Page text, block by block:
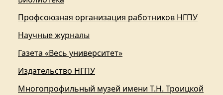
Профсоюзная организация работников НГПУ
Научные журналы
Газета «Весь университет»
Издательство НГПУ
Многопрофильный музей имени Т.Н. Троицкой